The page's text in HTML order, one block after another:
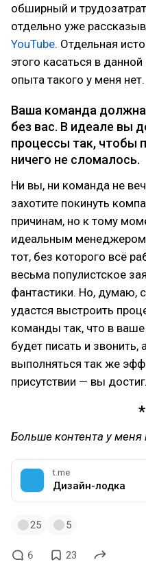
обширный и
отдельно уже
YouTube. Отдельная
этого касаться в
опыта такого у меня нет.
Ваша команда должна
без вас. В идеале вы
процессы так, чтобы
ничего не сломалось.
Ни вы, ни команда не
захотите покинуть
причинам, но к тому
идеальным
тот, без которого всё
весьма популистское
фантастики. Но, думаю,
удастся выстроить
команды так, что в ваше
будет писать и звонить,
выполняться так же
присутствии — вы
Больше контента у меня
t.me
Дизайн-лодка
25 5
6 23